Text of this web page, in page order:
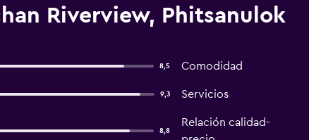
Riverview, Phitsanulok
8,5 Comodidad
9,3 Servicios
8,8
Relación calidad-